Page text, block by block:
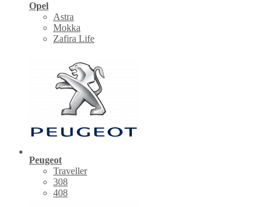
Opel
Astra
Mokka
Zafira Life
Peugeot
Traveller
308
408